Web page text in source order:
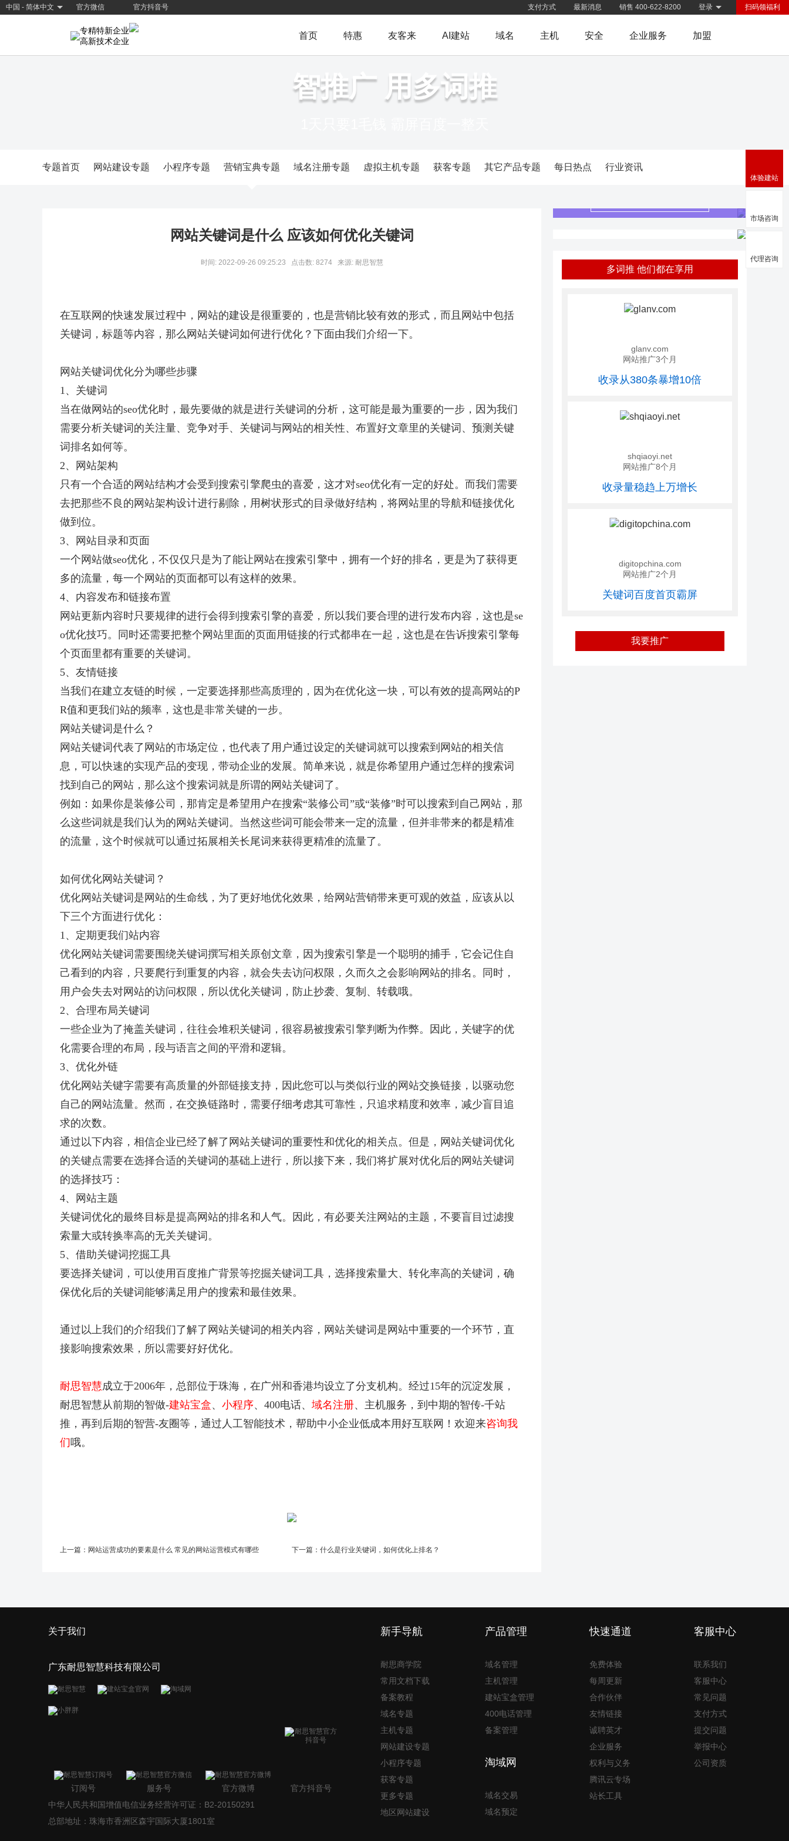
中国 - 简体中文 官方微信 官方抖音号 扫码领福利
登录
销售 400-622-8200
最新消息
支付方式
专精特新企业
高新技术企业
首页 特惠 友客来 AI建站 域名 主机 安全 企业服务 加盟
智推广 用多词推
专题首页 网站建设专题 小程序专题 营销宝典专题 域名注册专题 虚拟主机专题 获客专题 其它产品专题 每日热点 行业资讯
网站关键词是什么 应该如何优化关键词
时间: 2022-09-26 09:25:23 点击数: 8274 来源: 耐思智慧
在互联网的快速发展过程中，网站的建设是很重要的，也是营销比较有效的形式，而且网站中包括
关键词，标题等内容，那么网站关键词如何进行优化？下面由我们介绍一下。
网站关键词优化分为哪些步骤
1、关键词
当在做网站的seo优化时，最先要做的就是进行关键词的分析，这可能是最为重要的一步，因为我们
需要分析关键词的关注量、竞争对手、关键词与网站的相关性、布置好文章里的关键词、预测关键
词排名如何等。
2、网站架构
只有一个合适的网站结构才会受到搜索引擎爬虫的喜爱，这才对seo优化有一定的好处。而我们需要
去把那些不良的网站架构设计进行剔除，用树状形式的目录做好结构，将网站里的导航和链接优化
做到位。
3、网站目录和页面
一个网站做seo优化，不仅仅只是为了能让网站在搜索引擎中，拥有一个好的排名，更是为了获得更
多的流量，每一个网站的页面都可以有这样的效果。
4、内容发布和链接布置
网站更新内容时只要规律的进行会得到搜索引擎的喜爱，所以我们要合理的进行发布内容，这也是se
o优化技巧。同时还需要把整个网站里面的页面用链接的行式都串在一起，这也是在告诉搜索引擎每
个页面里都有重要的关键词。
5、友情链接
当我们在建立友链的时候，一定要选择那些高质理的，因为在优化这一块，可以有效的提高网站的P
R值和更我们站的频率，这也是非常关键的一步。
网站关键词是什么？
网站关键词代表了网站的市场定位，也代表了用户通过设定的关键词就可以搜索到网站的相关信
息，可以快速的实现产品的变现，带动企业的发展。简单来说，就是你希望用户通过怎样的搜索词
找到自己的网站，那么这个搜索词就是所谓的网站关键词了。
例如：如果你是装修公司，那肯定是希望用户在搜索“装修公司”或“装修”时可以搜索到自己网站，那
么这些词就是我们认为的网站关键词。当然这些词可能会带来一定的流量，但并非带来的都是精准
的流量，这个时候就可以通过拓展相关长尾词来获得更精准的流量了。
如何优化网站关键词？
优化网站关键词是网站的生命线，为了更好地优化效果，给网站营销带来更可观的效益，应该从以
下三个方面进行优化：
1、定期更我们站内容
优化网站关键词需要围绕关键词撰写相关原创文章，因为搜索引擎是一个聪明的捕手，它会记住自
己看到的内容，只要爬行到重复的内容，就会失去访问权限，久而久之会影响网站的排名。同时，
用户会失去对网站的访问权限，所以优化关键词，防止抄袭、复制、转载哦。
2、合理布局关键词
一些企业为了掩盖关键词，往往会堆积关键词，很容易被搜索引擎判断为作弊。因此，关键字的优
化需要合理的布局，段与语言之间的平滑和逻辑。
3、优化外链
优化网站关键字需要有高质量的外部链接支持，因此您可以与类似行业的网站交换链接，以驱动您
自己的网站流量。然而，在交换链路时，需要仔细考虑其可靠性，只追求精度和效率，减少盲目追
求的次数。
通过以下内容，相信企业已经了解了网站关键词的重要性和优化的相关点。但是，网站关键词优化
的关键点需要在选择合适的关键词的基础上进行，所以接下来，我们将扩展对优化后的网站关键词
的选择技巧：
4、网站主题
关键词优化的最终目标是提高网站的排名和人气。因此，有必要关注网站的主题，不要盲目过滤搜
索量大或转换率高的无关关键词。
5、借助关键词挖掘工具
要选择关键词，可以使用百度推广背景等挖掘关键词工具，选择搜索量大、转化率高的关键词，确
保优化后的关键词能够满足用户的搜索和最佳效果。
通过以上我们的介绍我们了解了网站关键词的相关内容，网站关键词是网站中重要的一个环节，直
接影响搜索效果，所以需要好好优化。
耐思智慧成立于2006年，总部位于珠海，在广州和香港均设立了分支机构。经过15年的沉淀发展，
耐思智慧从前期的智做-建站宝盒、 小程序、400电话、 域名注册、主机服务，到中期的智传-千站
推，再到后期的智营-友圈等，通过人工智能技术，帮助中小企业低成本用好互联网！欢迎来咨询我
们哦。
上一篇： 网站运营成功的要素是什么 常见的网站运营模式有哪些 下一篇： 什么是行业关键词，如何优化上排名？
多词推 他们都在享用
glanv.com
网站推广3个月
收录从380条暴增10倍
shqiaoyi.net
网站推广8个月
收录量稳趋上万增长
digitopchina.com
网站推广2个月
关键词百度首页霸屏
我要推广
关于我们
广东耐思智慧科技有限公司
订阅号 服务号 官方微博
官方抖音号
中华人民共和国增值电信业务经营许可证：B2-20150291
总部地址：珠海市香洲区森宇国际大厦1801室
新手导航
耐思商学院
常用文档下载
备案教程
域名专题
主机专题
网站建设专题
小程序专题
获客专题
更多专题
地区网站建设
产品管理
域名管理
主机管理
建站宝盒管理
400电话管理
备案管理
淘域网
域名交易
域名预定
快速通道
免费体验
每周更新
合作伙伴
友情链接
诚聘英才
企业服务
权利与义务
腾讯云专场
站长工具
客服中心
联系我们
客服中心
常见问题
支付方式
提交问题
举报中心
公司资质
体验建站
市场咨询
代理咨询